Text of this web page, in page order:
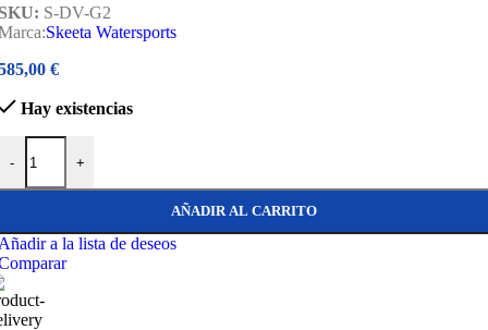
S-DV-G2
Skeeta Watersports
€
Hay existencias
-
Orza vertical GEN2 cantidad
+
AÑADIR AL CARRITO
a la lista de deseos